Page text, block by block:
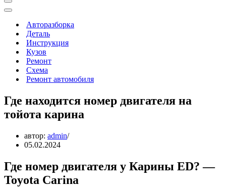
Меню
навигации
Меню
навигацииАвторазборка
Деталь
Инструкция
Кузов
Ремонт
Схема
Ремонт автомобиля
Где находится номер двигателя на
тойота карина
автор: admin
05.02.2024
Где номер двигателя у Карины ED? —
Toyota Carina